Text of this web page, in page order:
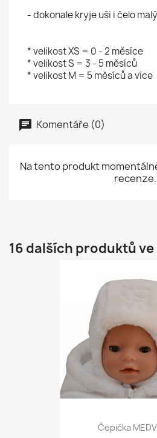
- dokonale kryje uši i čelo
* velikost XS = 0 - 2 měsíce
* velikost S = 3 - 5 měsíců
* velikost M = 5 měsíců a více
Komentáře (0)
Na tento produkt
recenze.
16 dalších produktů
Čepička